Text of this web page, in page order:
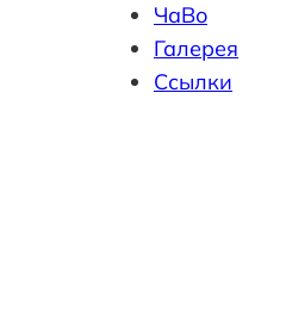
ЧаВо
Галерея
Ссылки